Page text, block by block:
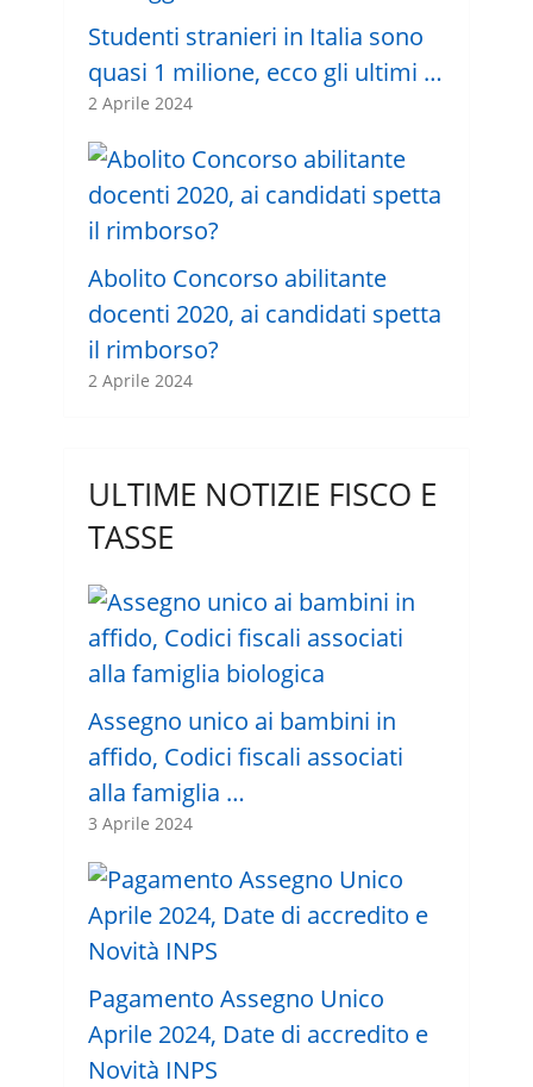
Studenti stranieri in Italia sono
quasi 1 milione, ecco gli ultimi …
2 Aprile 2024
Abolito Concorso abilitante
docenti 2020, ai candidati spetta
il rimborso?
2 Aprile 2024
ULTIME NOTIZIE FISCO E
TASSE
Assegno unico ai bambini in
affido, Codici fiscali associati
alla famiglia …
3 Aprile 2024
Pagamento Assegno Unico
Aprile 2024, Date di accredito e
Novità INPS